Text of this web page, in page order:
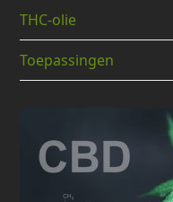
THC-olie
Toepassingen